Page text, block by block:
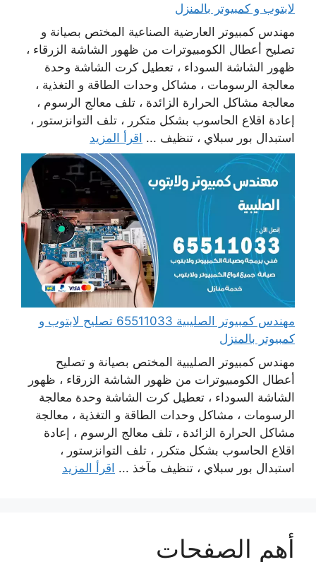
لابتوب و كمبيوتر بالمنزل
مهندس كمبيوتر العارضية الصناعية المختص بصيانة و
تصليح أعطال الكومبيوترات من ظهور الشاشة الزرقاء ،
ظهور الشاشة السوداء ، تعطيل كرت الشاشة وحدة
معالجة الرسومات ، مشاكل وحدات الطاقة و التغذية ،
معالجة مشاكل الحرارة الزائدة ، تلف معالج الرسوم ،
إعادة اقلاع الحاسوب بشكل متكرر ، تلف التوانزستور ،
استبدال بور سبلاي ، تنظيف ... اقرأ المزيد
مهندس كمبيوتر الصليبية 65511033 تصليح لابتوب و
كمبيوتر بالمنزل
مهندس كمبيوتر الصليبية المختص بصيانة و تصليح
أعطال الكومبيوترات من ظهور الشاشة الزرقاء ، ظهور
الشاشة السوداء ، تعطيل كرت الشاشة وحدة معالجة
الرسومات ، مشاكل وحدات الطاقة و التغذية ، معالجة
مشاكل الحرارة الزائدة ، تلف معالج الرسوم ، إعادة
اقلاع الحاسوب بشكل متكرر ، تلف التوانزستور ،
استبدال بور سبلاي ، تنظيف مآخذ ... اقرأ المزيد
أهم الصفحات